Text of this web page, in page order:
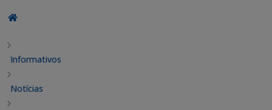
Informativos
Notícias